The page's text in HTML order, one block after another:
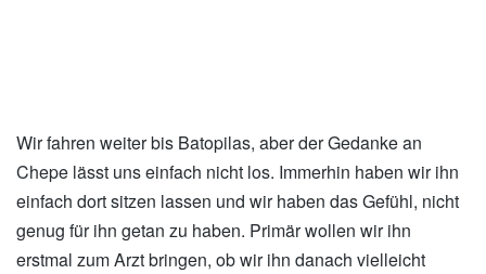
Wir fahren weiter bis Batopilas, aber der Gedanke an
Chepe lässt uns einfach nicht los. Immerhin haben wir ihn
einfach dort sitzen lassen und wir haben das Gefühl, nicht
genug für ihn getan zu haben. Primär wollen wir ihn
erstmal zum Arzt bringen, ob wir ihn danach vielleicht